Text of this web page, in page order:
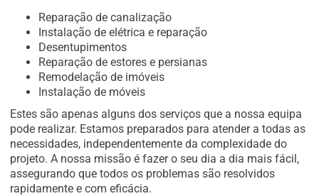
Reparação de canalização
Instalação de elétrica e reparação
Desentupimentos
Reparação de estores e persianas
Remodelação de imóveis
Instalação de móveis
Estes são apenas alguns dos serviços que a nossa equipa
pode realizar. Estamos preparados para atender a todas as
necessidades, independentemente da complexidade do
projeto. A nossa missão é fazer o seu dia a dia mais fácil,
assegurando que todos os problemas são resolvidos
rapidamente e com eficácia.